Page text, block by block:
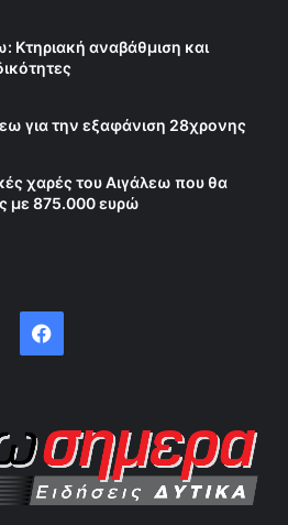
Κτηριακή αναβάθμιση και
για την εξαφάνιση 28χρονης
χαρές του Αιγάλεω που θα
με 875.000 ευρώ
Facebook